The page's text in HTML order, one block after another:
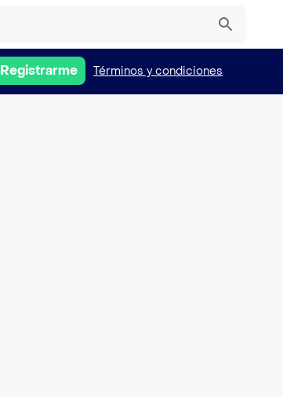
Registrarme Términos y condiciones